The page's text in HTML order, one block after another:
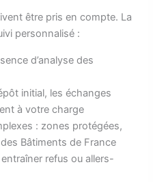
être pris en compte. La
personnalisé :
d’analyse des
initial, les échanges
à votre charge
: zones protégées,
Bâtiments de France
refus ou allers-